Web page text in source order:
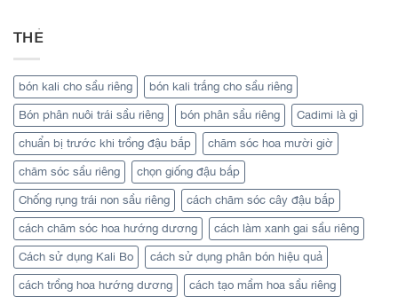
THẺ
bón kali cho sầu riêng bón kali trắng cho sầu riêng
Bón phân nuôi trái sầu riêng bón phân sầu riêng Cadimi là gì
chuẩn bị trước khi trồng đậu bắp chăm sóc hoa mười giờ
chăm sóc sầu riêng chọn giống đậu bắp
Chống rụng trái non sầu riêng cách chăm sóc cây đậu bắp
cách chăm sóc hoa hướng dương cách làm xanh gai sầu riêng
Cách sử dụng Kali Bo cách sử dụng phân bón hiệu quả
cách trồng hoa hướng dương cách tạo mầm hoa sầu riêng